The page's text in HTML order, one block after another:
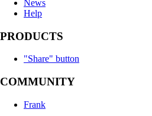
News
Help
PRODUCTS
"Share" button
COMMUNITY
Frank